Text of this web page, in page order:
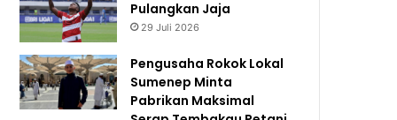
Pulangkan Jaja
29 Juli 2026
Pengusaha Rokok Lokal
Sumenep Minta
Pabrikan Maksimal